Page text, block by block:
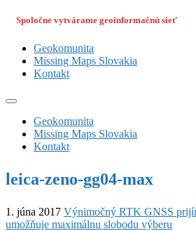
Spoločne vytvárame geoinformačnú sieť
Geokomunita
Missing Maps Slovakia
Kontakt
Geokomunita
Missing Maps Slovakia
Kontakt
leica-zeno-gg04-max
1. júna 2017 Výnimočný RTK GNSS
umožňuje maximálnu slobodu výberu